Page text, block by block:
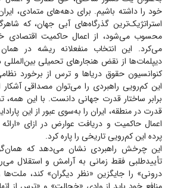
خود را داشته باشیم. برای دهه‌های متمادی،
استراتژیک‌ترین گذرگاه‌های آبی جهان، که
محسوب می‌شود، از اعمال حاکمیت اقتصادی
می‌کرد. این انتخاب منفعلانه ریشه در
دیپلمات‌ها از نقض هنجار‌های تحمیلی بین‌المللی
کنوانسیون حقوق دریا‌ها و ترس از برخورد
این کم‌رویی راهبردی را می‌توان مصداقی آشکار
برابر ساختار قدرت جهانی دانست. با این همه،
قدرت در منطقه، ایران را به‌سوی عبور از این
اعمال حاکمیت و دریافت عوارض در ازای
پرده این کم‌رویی تاریخی را پاره کرد.
این چرخش راهبردی نشان می‌دهد که
تأییدطلبی فقط زمانی به آرامش و استقلال
درونی» را جایگزین «نظر دیگران» کند،